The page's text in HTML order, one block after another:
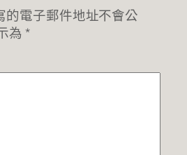
的電子郵件地址不會公
為 *